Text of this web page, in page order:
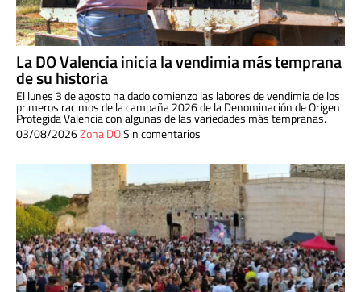
La DO Valencia inicia la vendimia más temprana
de su historia
El lunes 3 de agosto ha dado comienzo las labores de vendimia de los
primeros racimos de la campaña 2026 de la Denominación de Origen
Protegida Valencia con algunas de las variedades más tempranas.
03/08/2026Zona DOSin comentarios